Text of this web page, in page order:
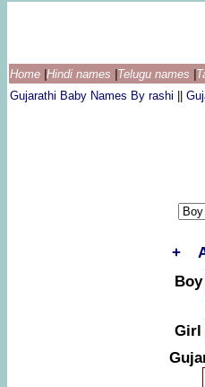
Home Hindi names Telugu names
Gujarathi Baby Names By rashi
+
Boy
Girl